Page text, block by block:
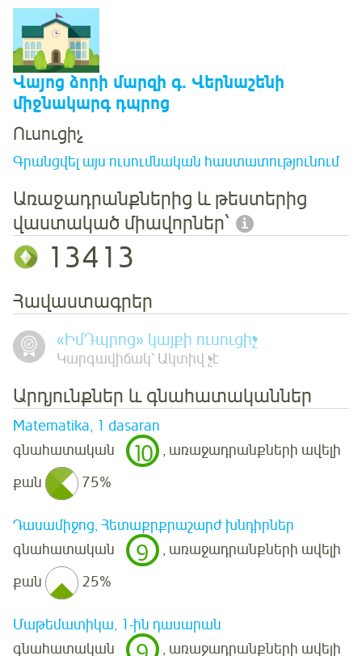
Վայոց ձորի մարզի գ. Վերնաշենի
միջնակարգ դպրոց
Ուսուցիչ
Գրանցվել այս ուսումնական հաստատությունում
Առաջադրանքներից և թեստերից
վաստակած միավորներ՝
13413
Հավաստագրեր
«ԻմԴպրոց» կայքի ուսուցիչ
Կարգավիճակ՝ Ակտիվ չէ
Արդյունքներ և գնահատականներ
Matematika, 1 dasaran
գնահատական
10 , առաջադրանքների ավելի
քան
75%
Դասամիջոց, Հետաքրքրաշարժ խնդիրներ
գնահատական
9
, առաջադրանքների ավելի
քան
25%
Մաթեմատիկա, 1-ին դասարան
գնահատական
, առաջադրանքների ավելի